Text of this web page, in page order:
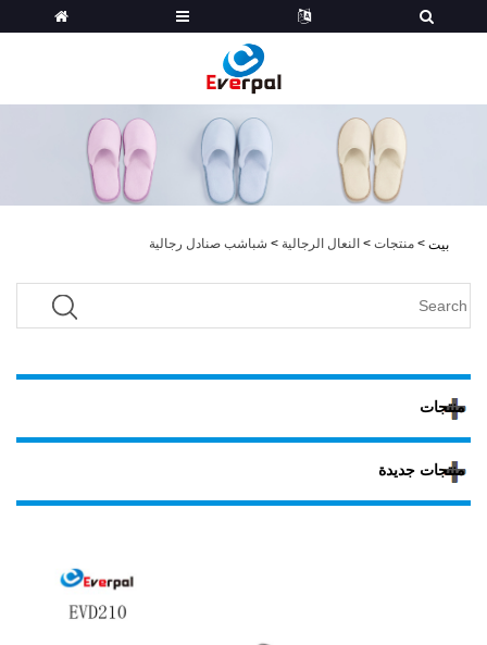
بيت > منتجات > النعال الرجالية > شباشب صنادل رجالية
منتجات
منتجات جديدة